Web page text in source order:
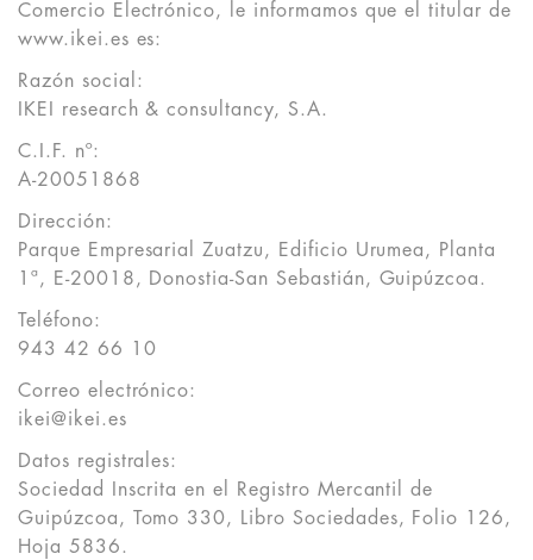
Comercio Electrónico, le informamos que el titular de
www.ikei.es es:
Razón social:
IKEI research & consultancy, S.A.
C.I.F. nº:
A-20051868
Dirección:
Parque Empresarial Zuatzu, Edificio Urumea, Planta
1ª, E-20018, Donostia-San Sebastián, Guipúzcoa.
Teléfono:
943 42 66 10
Correo electrónico:
ikei@ikei.es
Datos registrales:
Sociedad Inscrita en el Registro Mercantil de
Guipúzcoa, Tomo 330, Libro Sociedades, Folio 126,
Hoja 5836.